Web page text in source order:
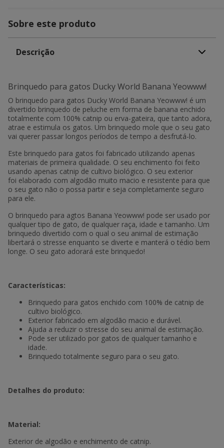
Sobre este produto
Descrição
Brinquedo para gatos Ducky World Banana Yeowww!
O brinquedo para gatos Ducky World Banana Yeowww! é um
divertido brinquedo de peluche em forma de banana enchido
totalmente com 100% catnip ou erva-gateira, que tanto adora,
atrae e estimula os gatos. Um brinquedo mole que o seu gato
vai querer passar longos períodos de tempo a desfrutá-lo.
Este brinquedo para gatos foi fabricado utilizando apenas
materiais de primeira qualidade. O seu enchimento foi feito
usando apenas catnip de cultivo biológico. O seu exterior
foi elaborado com algodão muito macio e resistente para que
o seu gato não o possa partir e seja completamente seguro
para ele.
O brinquedo para agtos Banana Yeowww! pode ser usado por
qualquer tipo de gato, de qualquer raça, idade e tamanho. Um
brinquedo divertido com o qual o seu animal de estimação
libertará o stresse enquanto se diverte e manterá o tédio bem
longe. O seu gato adorará este brinquedo!
Características:
Brinquedo para gatos enchido com 100% de catnip de
cultivo biológico.
Exterior fabricado em algodão macio e durável.
Ajuda a reduzir o stresse do seu animal de estimação.
Pode ser utilizado por gatos de qualquer tamanho e
idade.
Brinquedo totalmente seguro para o seu gato.
Detalhes do produto:
Material:
Exterior de algodão e enchimento de catnip.